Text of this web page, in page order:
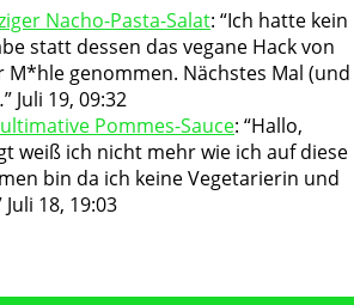
Nacho-Pasta-Salat: “Ich hatte kein
statt dessen das vegane Hack von
M*hle genommen. Nächstes Mal (und
” Juli 19, 09:32
Pommes-Sauce: “Hallo,
weiß ich nicht mehr wie ich auf diese
bin da ich keine Vegetarierin und
Juli 18, 19:03